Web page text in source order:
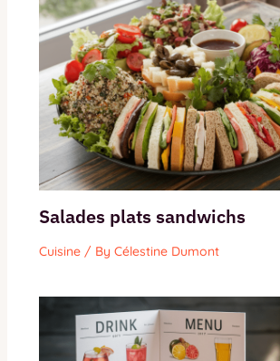
Salades plats sandwichs
Cuisine/ By Célestine Dumont